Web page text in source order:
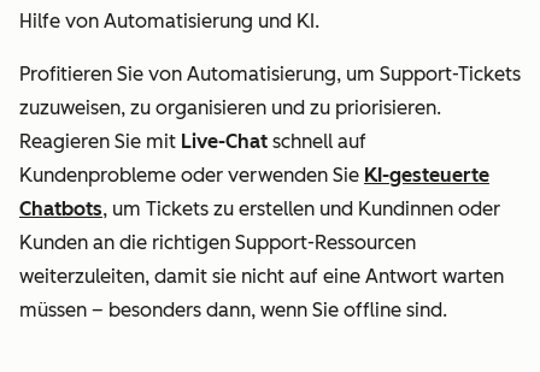
Hilfe von Automatisierung und KI.
Profitieren Sie von Automatisierung, um Support-Tickets
zuzuweisen, zu organisieren und zu priorisieren.
Reagieren Sie mit Live-Chat schnell auf
Kundenprobleme oder verwenden Sie KI-gesteuerte
Chatbots, um Tickets zu erstellen und Kundinnen oder
Kunden an die richtigen Support-Ressourcen
weiterzuleiten, damit sie nicht auf eine Antwort warten
müssen – besonders dann, wenn Sie offline sind.